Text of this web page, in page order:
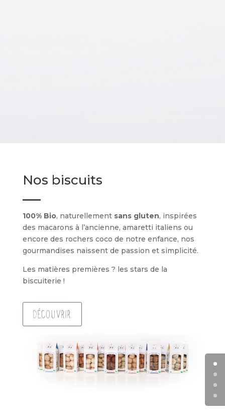
Nos biscuits
100% Bio, naturellement sans gluten, inspirées
des macarons à l’ancienne, amaretti italiens ou
encore des rochers coco de notre enfance, nos
gourmandises naissent de passion et simplicité.
Les matières premières ? les stars de la
biscuiterie !
Découvrir